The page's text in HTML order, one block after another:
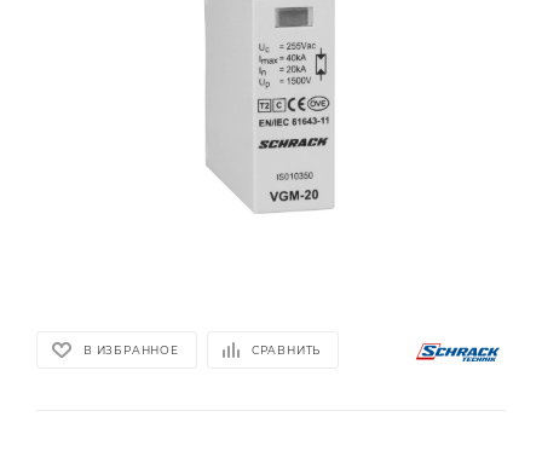
В ИЗБРАННОЕ СРАВНИТЬ